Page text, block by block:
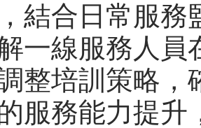
結合日常服務
一線服務人員
整培訓策略，
服務能力提